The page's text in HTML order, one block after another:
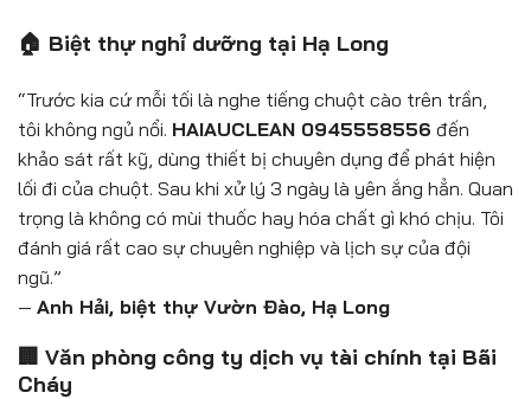
🏠 Biệt thự nghỉ dưỡng tại Hạ Long
“Trước kia cứ mỗi tối là nghe tiếng chuột cào trên trần,
tôi không ngủ nổi. HAIAUCLEAN 0945558556 đến
khảo sát rất kỹ, dùng thiết bị chuyên dụng để phát hiện
lối đi của chuột. Sau khi xử lý 3 ngày là yên ắng hẳn. Quan
trọng là không có mùi thuốc hay hóa chất gì khó chịu. Tôi
đánh giá rất cao sự chuyên nghiệp và lịch sự của đội
ngũ.”
— Anh Hải, biệt thự Vườn Đào, Hạ Long
🏢 Văn phòng công ty dịch vụ tài chính tại Bãi
Cháy